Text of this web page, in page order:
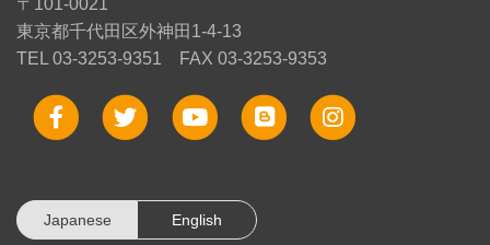
東京都千代田区外神田1-4-13
TEL 03-3253-9351 FAX 03-3253-9353
Japanese English